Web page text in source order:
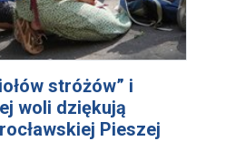
stróżów” i
woli dziękują
Pieszej